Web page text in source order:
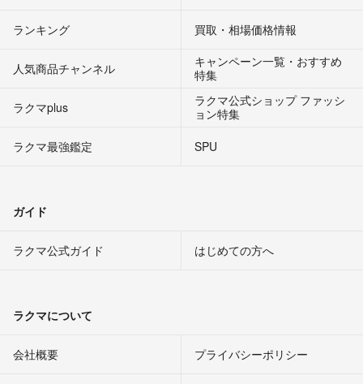
ランキング 買取・相場価格情報
人気商品チャンネル
キャンペーン一覧・おすすめ
特集
ラクマplus
ラクマ公式ショップ ファッシ
ョン特集
ラクマ最強鑑定
SPU
ガイド
ラクマ公式ガイド はじめての方へ
ラクマについて
会社概要 プライバシーポリシー